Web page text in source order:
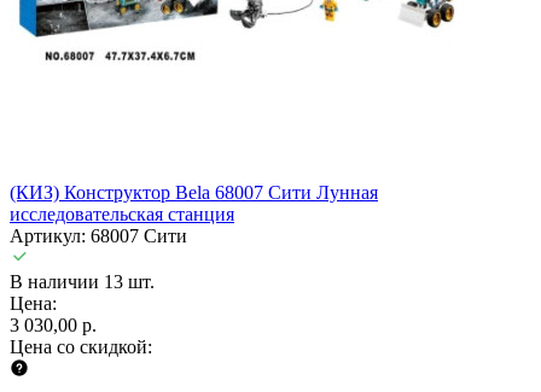
(КИЗ) Конструктор Bela 68007 Сити Лунная
исследовательская станция
Артикул: 68007 Сити
В наличии 13 шт.
Цена:
3 030,00 р.
Цена со скидкой: